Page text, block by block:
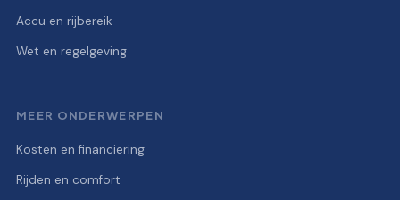
Accu en rijbereik
Wet en regelgeving
MEER ONDERWERPEN
Kosten en financiering
Rijden en comfort